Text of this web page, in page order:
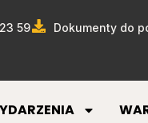
59 Dokumenty do